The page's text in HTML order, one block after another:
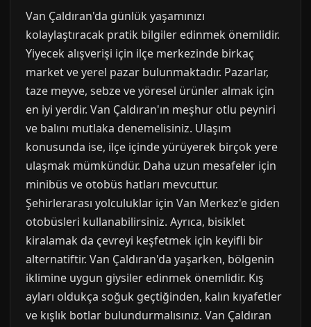
Van Çaldıran'da günlük yaşamınızı
kolaylaştıracak pratik bilgiler edinmek önemlidir.
Yiyecek alışverişi için ilçe merkezinde birkaç
market ve yerel pazar bulunmaktadır. Pazarlar,
taze meyve, sebze ve yöresel ürünler almak için
en iyi yerdir. Van Çaldıran'ın meşhur otlu peyniri
ve balını mutlaka denemelisiniz. Ulaşım
konusunda ise, ilçe içinde yürüyerek birçok yere
ulaşmak mümkündür. Daha uzun mesafeler için
minibüs ve otobüs hatları mevcuttur.
Şehirlerarası yolculuklar için Van Merkez'e giden
otobüsleri kullanabilirsiniz. Ayrıca, bisiklet
kiralamak da çevreyi keşfetmek için keyifli bir
alternatiftir. Van Çaldıran'da yaşarken, bölgenin
iklimine uygun giysiler edinmek önemlidir. Kış
ayları oldukça soğuk geçtiğinden, kalın kıyafetler
ve kışlık botlar bulundurmalısınız. Van Çaldıran